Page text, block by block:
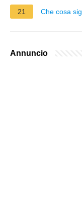
21 Che cosa
Annuncio